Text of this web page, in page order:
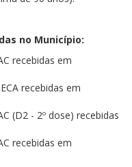
no Município:
recebidas em
recebidas em
(D2 - 2º dose) recebidas
recebidas em